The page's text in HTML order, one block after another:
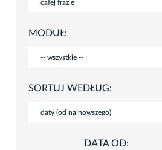
MODUŁ:
SORTUJ WEDŁUG:
DATA OD: